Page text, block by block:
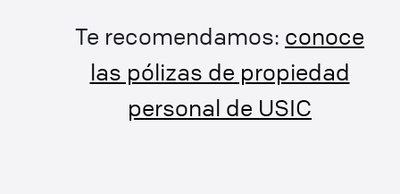
Te recomendamos: conoce
las pólizas de propiedad
personal de USIC